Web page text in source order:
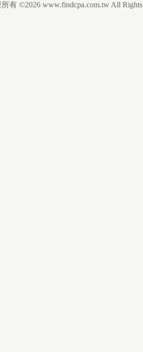
有 ©2026 www.findcpa.com.tw All Rights